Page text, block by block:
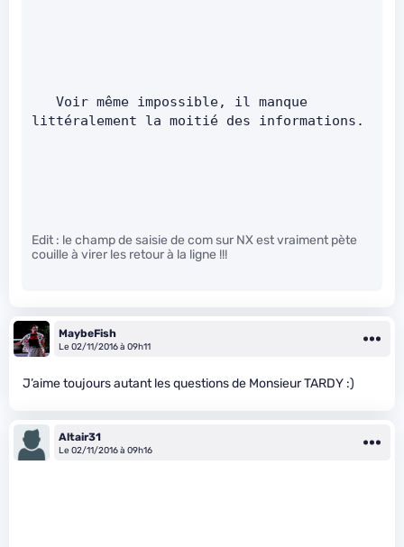
Edit : le champ de saisie de com sur NX est vraiment pète
couille à virer les retour à la ligne !!!
MaybeFish
Le 02/11/2016 à 09h11
J’aime toujours autant les questions de Monsieur TARDY :)
Altair31
Le 02/11/2016 à 09h16